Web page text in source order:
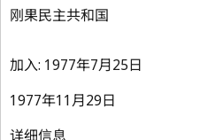
刚果民主共和国
加入: 1977年7月25日
1977年11月29日
详细信息